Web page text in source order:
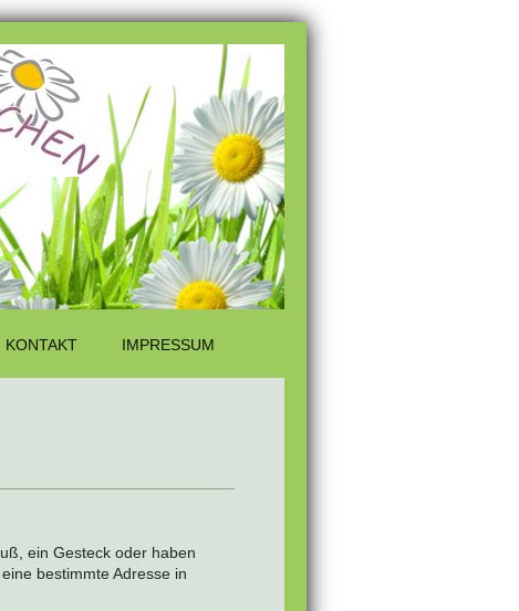
KONTAKT IMPRESSUM
ein Gesteck oder haben
bestimmte Adresse in